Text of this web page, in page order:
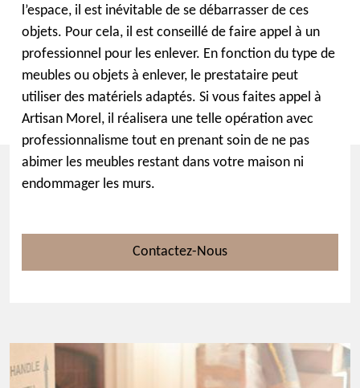
l’espace, il est inévitable de se débarrasser de ces
objets. Pour cela, il est conseillé de faire appel à un
professionnel pour les enlever. En fonction du type de
meubles ou objets à enlever, le prestataire peut
utiliser des matériels adaptés. Si vous faites appel à
Artisan Morel, il réalisera une telle opération avec
professionnalisme tout en prenant soin de ne pas
abimer les meubles restant dans votre maison ni
endommager les murs.
Contactez-Nous